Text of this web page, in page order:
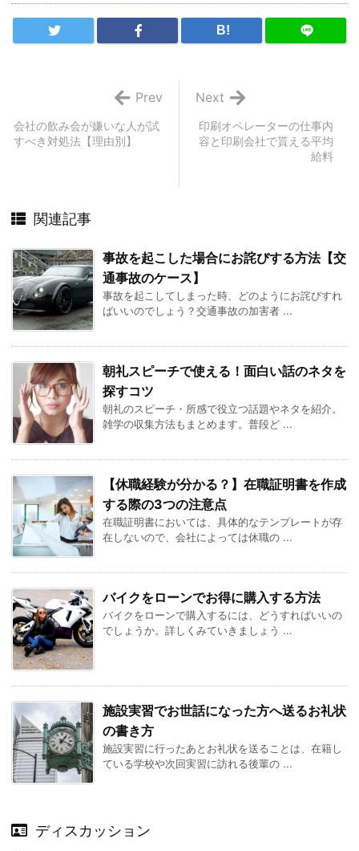
B!
印刷オペレーターの仕事内
容と印刷会社で貰える平均
給料
Next
会社の飲み会が嫌いな人が試
すべき対処法【理由別】
Prev
関連記事
事故を起こした場合にお詫びする方法【交
通事故のケース】
事故を起こしてしまった時、どのようにお詫びすれ
ばいいのでしょう？交通事故の加害者 ...
朝礼スピーチで使える！面白い話のネタを
探すコツ
朝礼のスピーチ・所感で役立つ話題やネタを紹介。
雑学の収集方法もまとめます。普段ど ...
【休職経験が分かる？】在職証明書を作成
する際の3つの注意点
在職証明書においては、具体的なテンプレートが存
在しないので、会社によっては休職の ...
バイクをローンでお得に購入する方法
バイクをローンで購入するには、どうすればいいの
でしょうか。詳しくみていきましょう ...
施設実習でお世話になった方へ送るお礼状
の書き方
施設実習に行ったあとお礼状を送ることは、在籍し
ている学校や次回実習に訪れる後輩の ...
ディスカッション